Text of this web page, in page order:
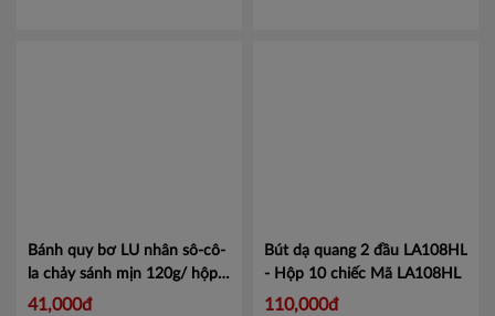
Bánh quy bơ LU nhân sô-cô-
la chảy sánh mịn 120g/ hộp
Mã 4303749
41,000đ
Bút dạ quang 2 đầu LA108HL
- Hộp 10 chiếc Mã LA108HL
110,000đ